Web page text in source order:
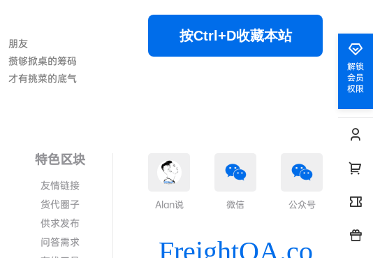
解锁
会员
权限
按Ctrl+D收藏本站
朋友
攒够掀桌的筹码
才有挑菜的底气
特色区块
友情链接
货代圈子
供求发布
问答需求
Alan说 微信 公众号
FreightQA.co